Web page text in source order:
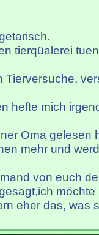
tierqüalerei
Tierversuche,
hefte mich
Oma gelesen
mehr und
von euch
eher das, was